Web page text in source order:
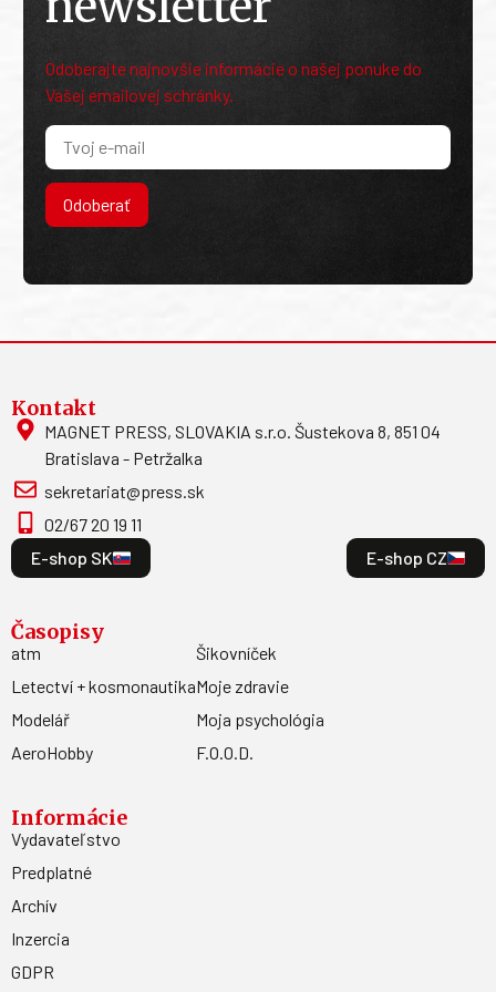
Odoberajte najnovšie informácie o našej ponuke do
Vašej emailovej schránky.
Odoberať
Kontakt
MAGNET PRESS, SLOVAKIA s.r.o. Šustekova 8, 851 04
Bratislava - Petržalka
sekretariat@press.sk
02/67 20 19 11
E-shop SK
E-shop CZ
Časopisy
atm
Letectví + kosmonautika
Modelář
AeroHobby
Šikovníček
Moje zdravie
Moja psychológia
F.O.O.D.
Informácie
Vydavateľstvo
Predplatné
Archív
Inzercia
GDPR